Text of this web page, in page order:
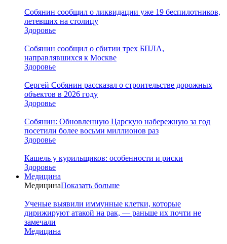
Собянин сообщил о ликвидации уже 19 беспилотников,
летевших на столицу
Здоровье
Собянин сообщил о сбитии трех БПЛА,
направлявшихся к Москве
Здоровье
Сергей Собянин рассказал о строительстве дорожных
объектов в 2026 году
Здоровье
Собянин: Обновленную Царскую набережную за год
посетили более восьми миллионов раз
Здоровье
Кашель у курильщиков: особенности и риски
Здоровье
Медицина
МедицинаПоказать больше
Ученые выявили иммунные клетки, которые
дирижируют атакой на рак, — раньше их почти не
замечали
Медицина